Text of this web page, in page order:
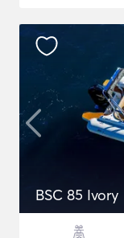
BSC 85 Ivory